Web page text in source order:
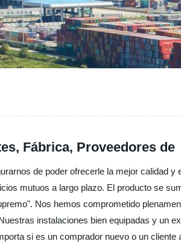
Fábrica, Proveedores de
de poder ofrecerle la mejor calidad
mutuos a largo plazo. El producto se
Nos hemos comprometido
instalaciones bien equipadas y un
si es un comprador nuevo o un